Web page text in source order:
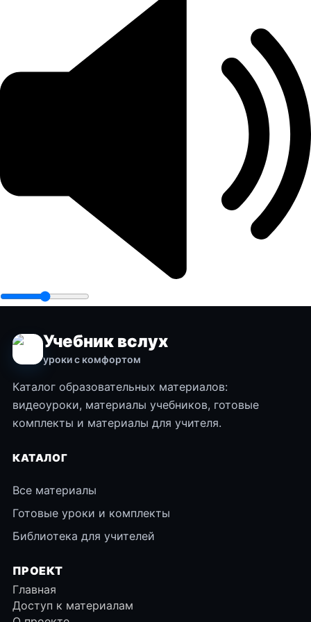
Учебник вслух
уроки с комфортом
Каталог образовательных материалов:
видеоуроки, материалы учебников, готовые
комплекты и материалы для учителя.
КАТАЛОГ
Все материалы
Готовые уроки и комплекты
Библиотека для учителей
ПРОЕКТ
Главная
Доступ к материалам